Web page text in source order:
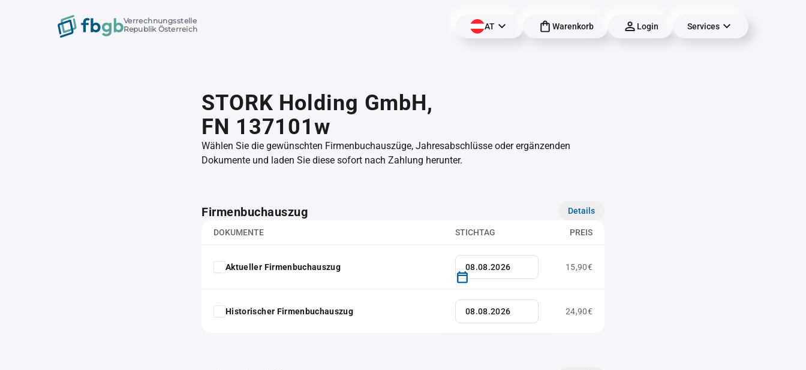
Verrechnungsstelle
Republik Österreich
AT Warenkorb Login Services
STORK Holding GmbH,
FN 137101w
Wählen Sie die gewünschten Firmenbuchauszüge, Jahresabschlüsse oder ergänzenden
Dokumente und laden Sie diese sofort nach Zahlung herunter.
Firmenbuchauszug Details
DOKUMENTE STICHTAG PREIS
Aktueller Firmenbuchauszug 15,90€
Historischer Firmenbuchauszug 24,90€